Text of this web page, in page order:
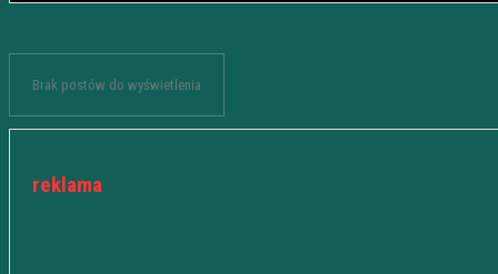
Brak postów do wyświetlenia
reklama